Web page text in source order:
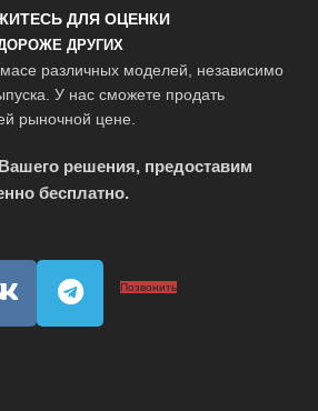
ДЛЯ ОЦЕНКИ
ДРУГИХ
различных моделей, независимо
У нас сможете продать
рыночной цене.
решения, предоставим
бесплатно.
Позвонить